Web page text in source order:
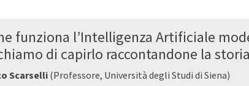
funziona l’Intelligenza Artificiale
di capirlo raccontandone la storia
Scarselli (Professore, Università degli Studi di Siena)